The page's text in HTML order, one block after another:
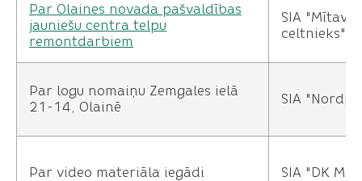
Par Olaines novada pašvaldības
jauniešu centra telpu
remontdarbiem
SIA "Mītavas
celtnieks"
Par logu nomaiņu Zemgales ielā
21-14, Olainē
SIA
Par video materiāla iegādi SIA "DK